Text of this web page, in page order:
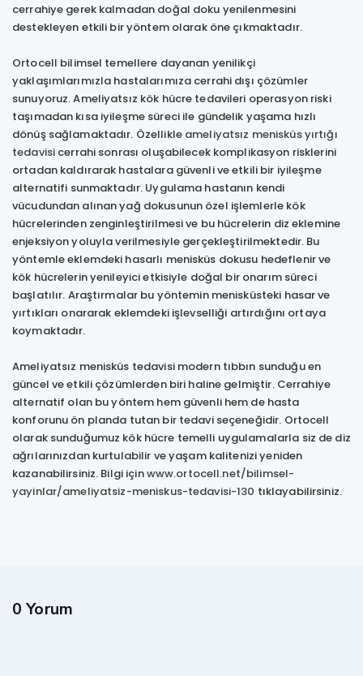
cerrahiye gerek kalmadan doğal doku yenilenmesini
destekleyen etkili bir yöntem olarak öne çıkmaktadır.
Ortocell bilimsel temellere dayanan yenilikçi
yaklaşımlarımızla hastalarımıza cerrahi dışı çözümler
sunuyoruz. Ameliyatsız kök hücre tedavileri operasyon riski
taşımadan kısa iyileşme süreci ile gündelik yaşama hızlı
dönüş sağlamaktadır. Özellikle ameliyatsız menisküs yırtığı
tedavisi cerrahi sonrası oluşabilecek komplikasyon risklerini
ortadan kaldırarak hastalara güvenli ve etkili bir iyileşme
alternatifi sunmaktadır. Uygulama hastanın kendi
vücudundan alınan yağ dokusunun özel işlemlerle kök
hücrelerinden zenginleştirilmesi ve bu hücrelerin diz eklemine
enjeksiyon yoluyla verilmesiyle gerçekleştirilmektedir. Bu
yöntemle eklemdeki hasarlı menisküs dokusu hedeflenir ve
kök hücrelerin yenileyici etkisiyle doğal bir onarım süreci
başlatılır. Araştırmalar bu yöntemin menisküsteki hasar ve
yırtıkları onararak eklemdeki işlevselliği artırdığını ortaya
koymaktadır.
Ameliyatsız menisküs tedavisi modern tıbbın sunduğu en
güncel ve etkili çözümlerden biri haline gelmiştir. Cerrahiye
alternatif olan bu yöntem hem güvenli hem de hasta
konforunu ön planda tutan bir tedavi seçeneğidir. Ortocell
olarak sunduğumuz kök hücre temelli uygulamalarla siz de diz
ağrılarınızdan kurtulabilir ve yaşam kalitenizi yeniden
kazanabilirsiniz. Bilgi içinwww.ortocell.net/bilimsel-
yayinlar/ameliyatsiz-meniskus-tedavisi-130 tıklayabilirsiniz.
0 Yorum